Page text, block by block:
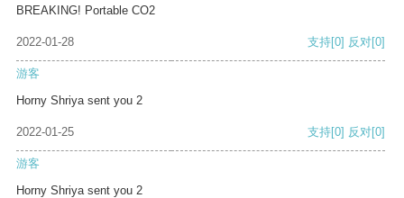
BREAKING! Portable CO2
2022-01-28 支持[0] 反对[0]
游客
Horny Shriya sent you 2
2022-01-25 支持[0] 反对[0]
游客
Horny Shriya sent you 2